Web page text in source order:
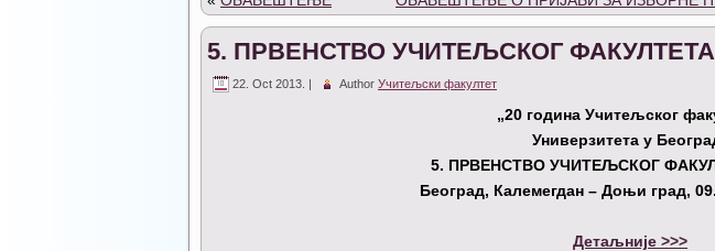
5. ПРВЕНСТВО УЧИТЕЉСКОГ
22. Oct 2013. | Author Учитељски факултет
„20 година Учитељског
Универзитета у
5. ПРВЕНСТВО УЧИТЕЉСКОГ
Београд, Калемегдан – Доњи град,
Детаљније >>>